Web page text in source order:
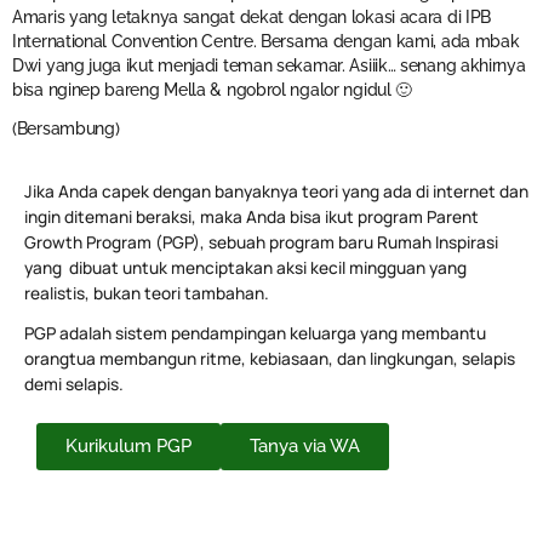
Amaris yang letaknya sangat dekat dengan lokasi acara di IPB
International Convention Centre. Bersama dengan kami, ada mbak
Dwi yang juga ikut menjadi teman sekamar. Asiiik… senang akhirnya
bisa nginep bareng Mella & ngobrol ngalor ngidul 🙂
(Bersambung)
Jika Anda capek dengan banyaknya teori yang ada di internet dan
ingin ditemani beraksi, maka Anda bisa ikut program Parent
Growth Program (PGP), sebuah program baru Rumah Inspirasi
yang dibuat untuk menciptakan aksi kecil mingguan yang
realistis, bukan teori tambahan.
PGP adalah sistem pendampingan keluarga yang membantu
orangtua membangun ritme, kebiasaan, dan lingkungan, selapis
demi selapis.
Kurikulum PGP Tanya via WA